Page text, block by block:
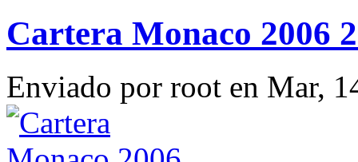
Cartera Monaco 2006
Enviado por root en Mar,